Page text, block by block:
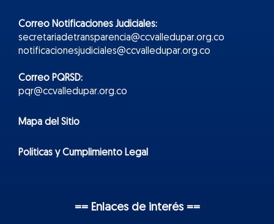
Correo Notificaciones Judiciales:
secretariadetransparencia@ccvalledupar.org.co
notificacionesjudiciales@ccvalledupar.org.co
Correo PQRSD:
pqr@ccvalledupar.org.co
Mapa del Sitio
Políticas y Cumplimiento Legal
== Enlaces de interés ==